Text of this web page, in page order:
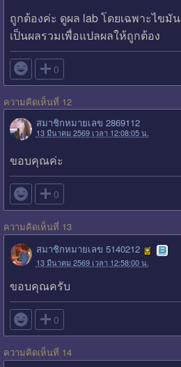
ถูกต้องค่ะ ดูผล lab โดยเฉพาะไขมั
เป็นผลรวมเพื่อแปลผลให้ถูกต้อง
 0
ความคิดเห็นที่ 12
สมาชิกหมายเลข 2869112
13 มีนาคม 2569 เวลา 12:08:05 น.
ขอบคุณค่ะ
 0
ความคิดเห็นที่ 13
สมาชิกหมายเลข 5140212
13 มีนาคม 2569 เวลา 12:58:00 น.
ขอบคุณครับ
 0
ความคิดเห็นที่ 14